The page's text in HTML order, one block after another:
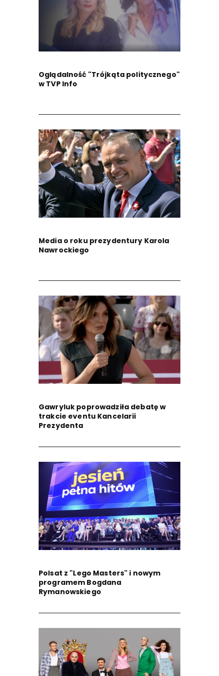
Oglądalność "Trójkąta politycznego"
w TVP Info
Media o roku prezydentury Karola
Nawrockiego
Gawryluk poprowadziła debatę w
trakcie eventu Kancelarii
Prezydenta
Polsat z "Lego Masters" i nowym
programem Bogdana
Rymanowskiego